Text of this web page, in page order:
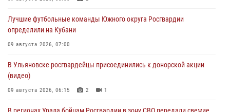
Лучшие футбольные команды Южного округа Росгвардии
определили на Кубани
09 августа 2026, 07:00
В Ульяновске росгвардейцы присоединились к донорской акции
(видео)
09 августа 2026, 06:15 2 1
В регионах Урала бойцам Росгвардии в зону СВО передали свежие